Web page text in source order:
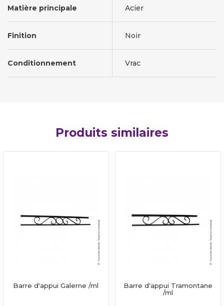
Matière principale Acier
Finition Noir
Conditionnement Vrac
Produits similaires
Barre d'appui Galerne /ml
Barre d'appui Tramontane
/ml